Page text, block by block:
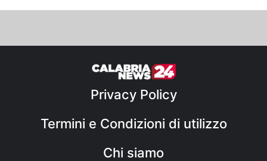
Privacy Policy
Termini e Condizioni di utilizzo
Chi siamo